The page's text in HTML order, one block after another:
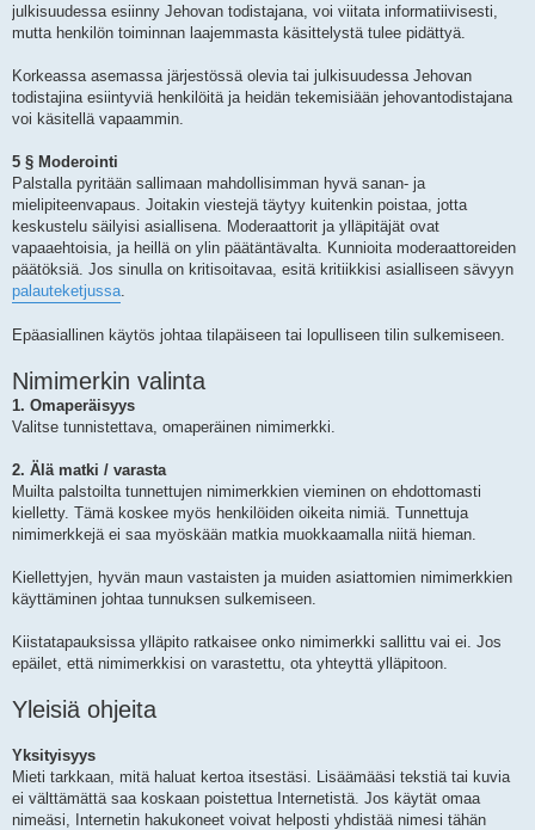
julkisuudessa esiinny Jehovan todistajana, voi viitata informatiivisesti,
mutta henkilön toiminnan laajemmasta käsittelystä tulee pidättyä.
Korkeassa asemassa järjestössä olevia tai julkisuudessa Jehovan
todistajina esiintyviä henkilöitä ja heidän tekemisiään jehovantodistajana
voi käsitellä vapaammin.
5 § Moderointi
Palstalla pyritään sallimaan mahdollisimman hyvä sanan- ja
mielipiteenvapaus. Joitakin viestejä täytyy kuitenkin poistaa, jotta
keskustelu säilyisi asiallisena. Moderaattorit ja ylläpitäjät ovat
vapaaehtoisia, ja heillä on ylin päätäntävalta. Kunnioita moderaattoreiden
päätöksiä. Jos sinulla on kritisoitavaa, esitä kritiikkisi asialliseen sävyyn
palauteketjussa
Epäasiallinen käytös johtaa tilapäiseen tai lopulliseen tilin sulkemiseen.
Nimimerkin valinta
1. Omaperäisyys
Valitse tunnistettava, omaperäinen nimimerkki.
2. Älä matki / varasta
Muilta palstoilta tunnettujen nimimerkkien vieminen on ehdottomasti
kielletty. Tämä koskee myös henkilöiden oikeita nimiä. Tunnettuja
nimimerkkejä ei saa myöskään matkia muokkaamalla niitä hieman.
Kiellettyjen, hyvän maun vastaisten ja muiden asiattomien nimimerkkien
käyttäminen johtaa tunnuksen sulkemiseen.
Kiistatapauksissa ylläpito ratkaisee onko nimimerkki sallittu vai ei. Jos
epäilet, että nimimerkkisi on varastettu, ota yhteyttä ylläpitoon.
Yleisiä ohjeita
Yksityisyys
Mieti tarkkaan, mitä haluat kertoa itsestäsi. Lisäämääsi tekstiä tai kuvia
ei välttämättä saa koskaan poistettua Internetistä. Jos käytät omaa
nimeäsi, Internetin hakukoneet voivat helposti yhdistää nimesi tähän